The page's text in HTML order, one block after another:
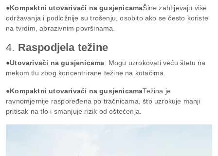
●Kompaktni utovarivači na gusjenicamaŠine zahtijevaju više
održavanja i podložnije su trošenju, osobito ako se često koriste
na tvrdim, abrazivnim površinama.
4. Raspodjela težine
●Utovarivači na gusjenicama: Mogu uzrokovati veću štetu na
mekom tlu zbog koncentrirane težine na kotačima.
●Kompaktni utovarivači na gusjenicamaTežina je
ravnomjernije raspoređena po tračnicama, što uzrokuje manji
pritisak na tlo i smanjuje rizik od oštećenja.